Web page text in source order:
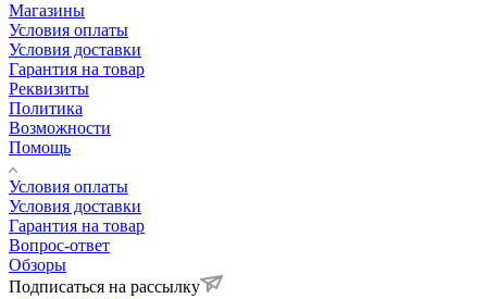
Магазины
Условия оплаты
Условия доставки
Гарантия на товар
Реквизиты
Политика
Возможности
Помощь
Условия оплаты
Условия доставки
Гарантия на товар
Вопрос-ответ
Обзоры
Подписаться на рассылку